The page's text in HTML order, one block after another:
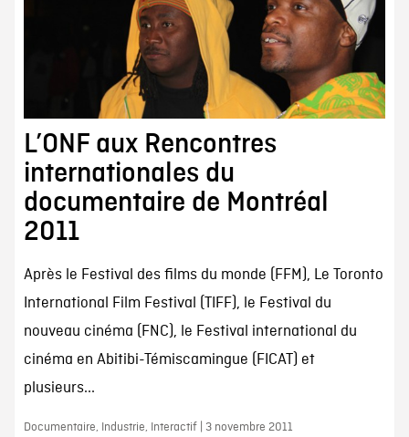
L’ONF aux Rencontres
internationales du
documentaire de Montréal
2011
Après le Festival des films du monde (FFM), Le Toronto
International Film Festival (TIFF), le Festival du
nouveau cinéma (FNC), le Festival international du
cinéma en Abitibi-Témiscamingue (FICAT) et
plusieurs...
Documentaire, Industrie, Interactif | 3 novembre 2011